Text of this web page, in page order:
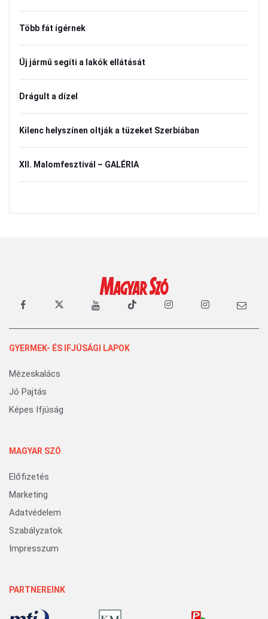
Több fát ígérnek
Új jármű segíti a lakók ellátását
Drágult a dízel
Kilenc helyszínen oltják a tüzeket Szerbiában
XII. Malomfesztivál – GALÉRIA
GYERMEK- ÉS IFJÚSÁGI LAPOK
Mézeskalács
Jó Pajtás
Képes Ifjúság
MAGYAR SZÓ
Előfizetés
Marketing
Adatvédelem
Szabályzatok
Impresszum
PARTNEREINK